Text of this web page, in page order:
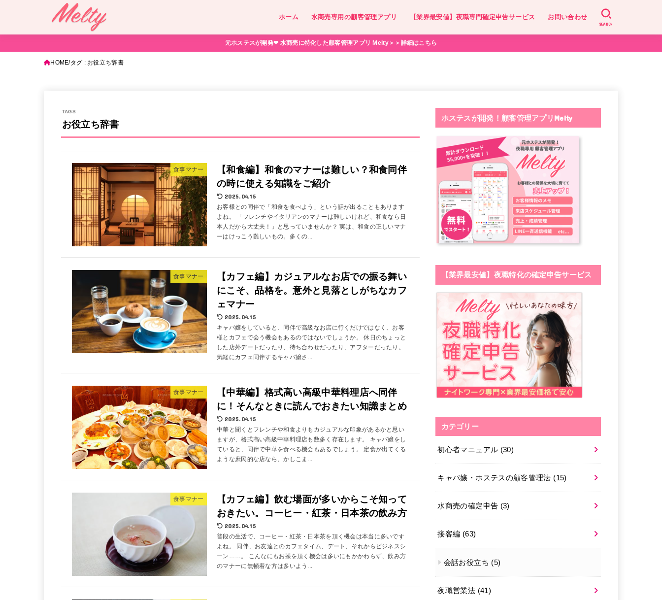
ホーム 水商売専用の顧客管理アプリ 【業界最安値】夜職専門確定申告サービス お問い合わせ
SEARCH
元ホステスが開発❤︎ 水商売に特化した顧客管理アプリ Melty＞＞詳細はこちら
HOME タグ : お役立ち辞書
お役立ち辞書
食事マナー
【和食編】和食のマナーは難しい？和食同伴
の時に使える知識をご紹介
2025.04.15
お客様との同伴で「和食を食べよう」という話が出ることもあります
よね。 「フレンチやイタリアンのマナーは難しいけれど、和食なら日
本人だから大丈夫！」と思っていませんか？ 実は、和食の正しいマナ
ーはけっこう難しいもの。多くの...
食事マナー
【カフェ編】カジュアルなお店での振る舞い
にこそ、品格を。意外と見落としがちなカフ
ェマナー
2025.04.15
キャバ嬢をしていると、同伴で高級なお店に行くだけではなく、お客
様とカフェで会う機会もあるのではないでしょうか。 休日のちょっと
した店外デートだったり、待ち合わせだったり、アフターだったり。
気軽にカフェ同伴するキャバ嬢さ...
食事マナー
【中華編】格式高い高級中華料理店へ同伴
に！そんなときに読んでおきたい知識まとめ
2025.04.15
中華と聞くとフレンチや和食よりもカジュアルな印象があるかと思い
ますが、格式高い高級中華料理店も数多く存在します。 キャバ嬢をし
ていると、同伴で中華を食べる機会もあるでしょう。 定食が出てくる
ような庶民的な店なら、かしこま...
食事マナー
【カフェ編】飲む場面が多いからこそ知って
おきたい。コーヒー・紅茶・日本茶の飲み方
2025.04.15
普段の生活で、コーヒー・紅茶・日本茶を頂く機会は本当に多いです
よね。 同伴、お友達とのカフェタイム、デート、それからビジネスシ
ーン……。 こんなにもお茶を頂く機会は多いにもかかわらず、飲み方
のマナーに無頓着な方は多いよう...
ホステスが開発！顧客管理アプリMelty
【業界最安値】夜職特化の確定申告サービス
カテゴリー
初心者マニュアル (30)
キャバ嬢・ホステスの顧客管理法 (15)
水商売の確定申告 (3)
接客編 (63)
会話お役立ち (5)
夜職営業法 (41)